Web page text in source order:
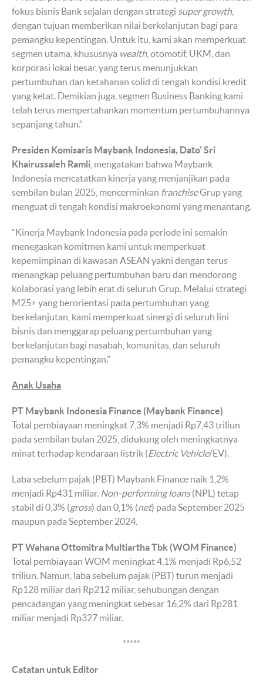
fokus bisnis Bank sejalan dengan strategi super growth,
dengan tujuan memberikan nilai berkelanjutan bagi para
pemangku kepentingan. Untuk itu, kami akan memperkuat
segmen utama, khususnya wealth, otomotif, UKM, dan
korporasi lokal besar, yang terus menunjukkan
pertumbuhan dan ketahanan solid di tengah kondisi kredit
yang ketat. Demikian juga, segmen Business Banking kami
telah terus mempertahankan momentum pertumbuhannya
sepanjang tahun.”
Presiden Komisaris Maybank Indonesia, Dato’ Sri
Khairussaleh Ramli , mengatakan bahwa Maybank
Indonesia mencatatkan kinerja yang menjanjikan pada
sembilan bulan 2025, mencerminkan franchiseGrup yang
menguat di tengah kondisi makroekonomi yang menantang.
“Kinerja Maybank Indonesia pada periode ini semakin
menegaskan komitmen kami untuk memperkuat
kepemimpinan di kawasan ASEAN yakni dengan terus
menangkap peluang pertumbuhan baru dan mendorong
kolaborasi yang lebih erat di seluruh Grup. Melalui strategi
M25+ yang berorientasi pada pertumbuhan yang
berkelanjutan, kami memperkuat sinergi di seluruh lini
bisnis dan menggarap peluang pertumbuhan yang
berkelanjutan bagi nasabah, komunitas, dan seluruh
pemangku kepentingan.”
Anak Usaha
PT Maybank Indonesia Finance (Maybank Finance)
Total pembiayaan meningkat 7,3% menjadi Rp7,43 triliun
pada sembilan bulan 2025, didukung oleh meningkatnya
minat terhadap kendaraan listrik (Electric Vehicle/EV).
Laba sebelum pajak (PBT) Maybank Finance naik 1,2%
menjadi Rp431 miliar. Non-performing loans(NPL) tetap
stabil di 0,3% (gross) dan 0,1% (net) pada September 2025
maupun pada September 2024.
PT Wahana Ottomitra Multiartha Tbk (WOM Finance)
Total pembiayaan WOM meningkat 4,1% menjadi Rp6,52
triliun. Namun, laba sebelum pajak (PBT) turun menjadi
Rp128 miliar dari Rp212 miliar, sehubungan dengan
pencadangan yang meningkat sebesar 16,2% dari Rp281
miliar menjadi Rp327 miliar.
*****
Catatan untuk Editor